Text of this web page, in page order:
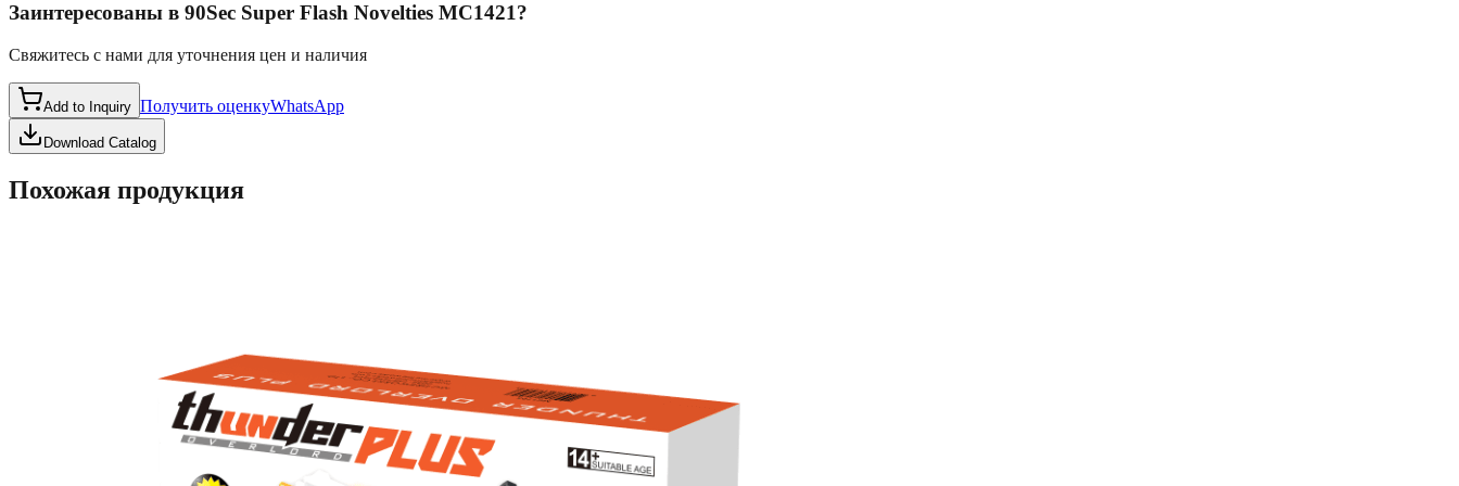
Заинтересованы в 90Sec Super Flash Novelties MC1421?
Свяжитесь с нами для уточнения цен и наличия
Add to Inquiry Получить оценкуWhatsApp
Download Catalog
Похожая продукция